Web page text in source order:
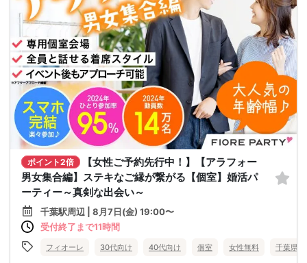
ポイント2倍
【女性ご予約先行中！】【アラフォー
男女集合編】ステキなご縁が繋がる【個室】婚活パ
ーティー～真剣な出会い～
千葉駅周辺 | 8月7日(金) 19:00〜
受付終了まで11時間
フィオーレ 30代向け 40代向け 個室 女性無料 千葉県